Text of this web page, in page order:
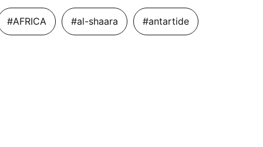
#AFRICA #al-shaara #antartide